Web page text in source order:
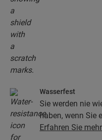
Wasserfest
Sie werden nie
haben, wenn Sie
Step-Boden
Erfahren Sie mehr